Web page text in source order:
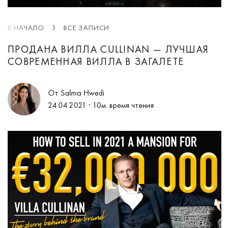
В НАЧАЛО ВСЕ ЗАПИСИ
ПРОДАНА ВИЛЛА CULLINAN — ЛУЧШАЯ
СОВРЕМЕННАЯ ВИЛЛА В ЗАГАЛЕТЕ
От Salma Hwedi
24.04.2021 · 10м. время чтения